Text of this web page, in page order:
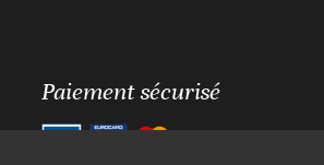
Paiement sécurisé